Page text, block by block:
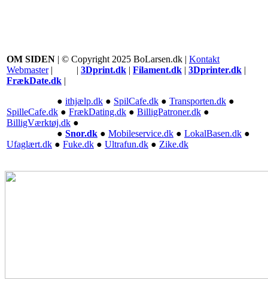
OM SIDEN | © Copyright 2025 BoLarsen.dk | Kontakt
Webmaster| | 3Dprint.dk | Filament.dk | 3Dprinter.dk |
FrækDate.dk |
● ithjælp.dk ● SpilCafe.dk ● Transporten.dk ●
SpilleCafe.dk ● FrækDating.dk ● BilligPatroner.dk ●
BilligVærktøj.dk ●
● Snor.dk ● Mobileservice.dk ● LokalBasen.dk ●
Ufaglært.dk ● Fuke.dk ● Ultrafun.dk ● Zike.dk